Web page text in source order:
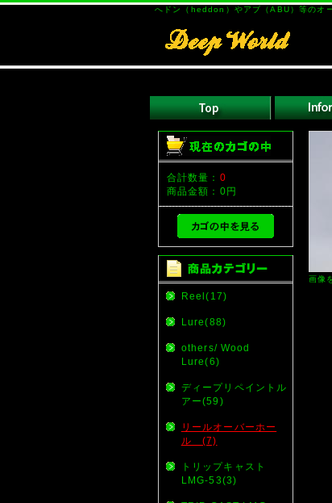
へドン（heddon）やアブ（ABU）等のオ
合計数量： 0
商品金額： 0円
Reel(17)
Lure(88)
others/ Wood
Lure(6)
ディープリペイントル
アー(59)
リールオーバーホー
ル (7)
トリップキャスト
LMG-53(3)
画像